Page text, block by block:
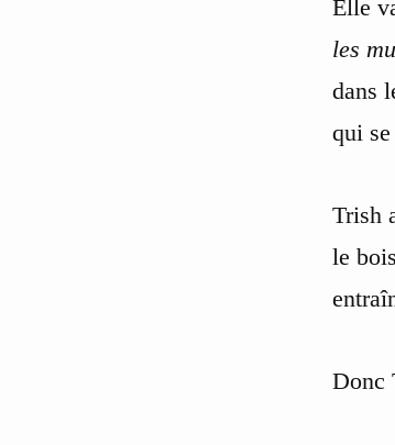
Elle
les
dans
qui
Trish
le
Donc